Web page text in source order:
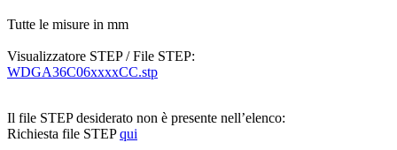
Tutte le misure in mm
Visualizzatore STEP / File STEP:
WDGA36C06xxxxCC.stp
Il file STEP desiderato non è presente nell’elenco:
Richiesta file STEPqui